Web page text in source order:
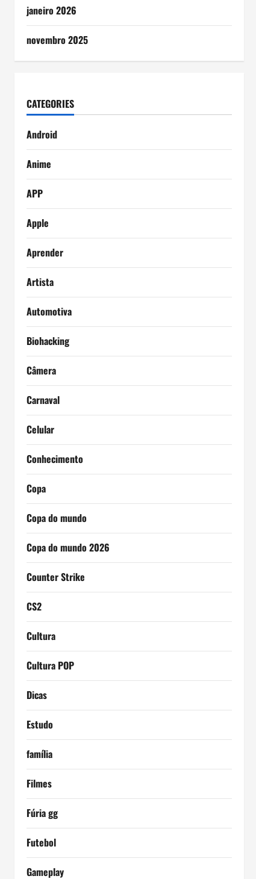
janeiro 2026
novembro 2025
CATEGORIES
Android
Anime
APP
Apple
Aprender
Artista
Automotiva
Biohacking
Câmera
Carnaval
Celular
Conhecimento
Copa
Copa do mundo
Copa do mundo 2026
Counter Strike
CS2
Cultura
Cultura POP
Dicas
Estudo
família
Filmes
Fúria gg
Futebol
Gameplay